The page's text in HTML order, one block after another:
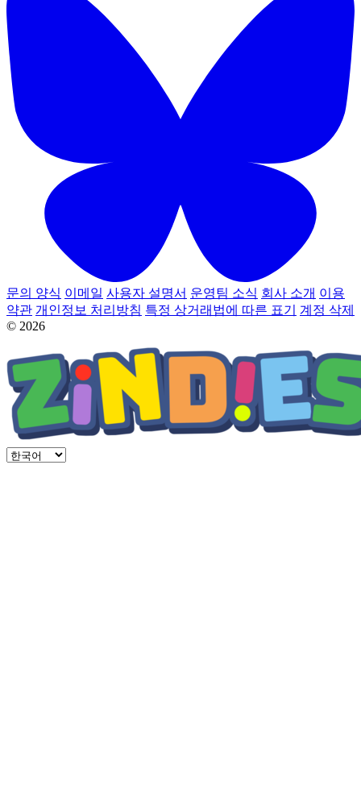
문의 양식 이메일 사용자 설명서 운영팀 소식 회사 소개 이용
약관 개인정보 처리방침 특정 상거래법에 따른 표기
계정 삭제
© 2026